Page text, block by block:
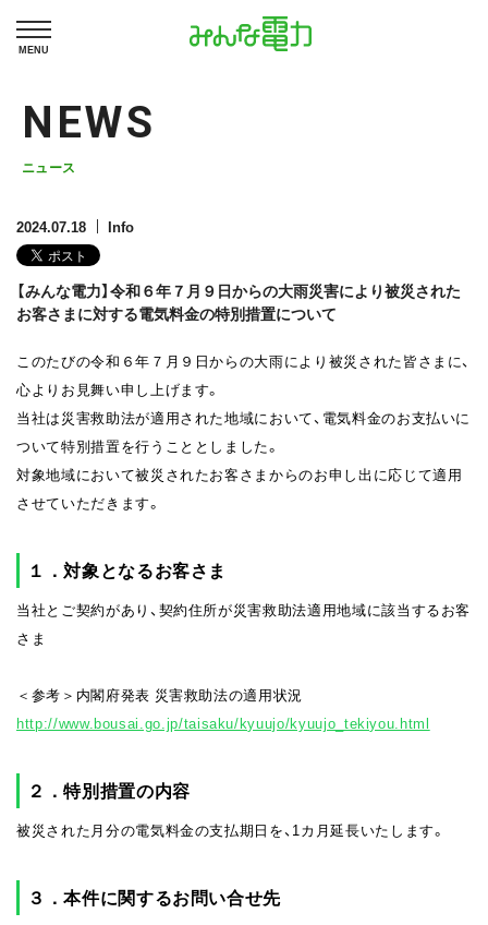
MENU
NEWS
ニュース
2024.07.18 Info
【みんな電力】令和６年７月９日からの大雨災害により被災された
お客さまに対する電気料金の特別措置について
このたびの令和６年７月９日からの大雨により被災された皆さまに、
心よりお見舞い申し上げます。
当社は災害救助法が適用された地域において、電気料金のお支払いに
ついて特別措置を行うこととしました。
対象地域において被災されたお客さまからのお申し出に応じて適用
させていただきます。
１．対象となるお客さま
当社とご契約があり、契約住所が災害救助法適用地域に該当するお客
さま
＜参考＞内閣府発表 災害救助法の適用状況
http://www.bousai.go.jp/taisaku/kyuujo/kyuujo_tekiyou.html
２．特別措置の内容
被災された月分の電気料金の支払期日を、1カ月延長いたします。
３．本件に関するお問い合せ先